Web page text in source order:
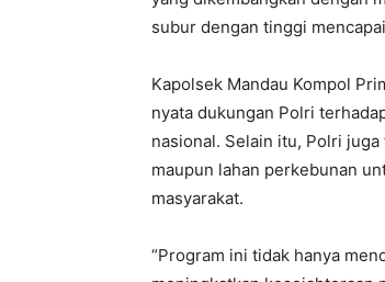
subur dengan tinggi
Kapolsek Mandau Kompol
nyata dukungan Polri
nasional. Selain itu, Polri
maupun lahan perkebunan
masyarakat.
“Program ini tidak hanya